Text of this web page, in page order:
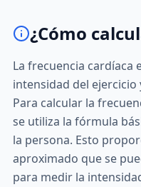
¿Cómo
La frecuencia cardíaca
intensidad del ejercicio
Para calcular la
se utiliza la fórmula
la persona. Esto
aproximado que se
para medir la